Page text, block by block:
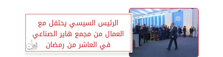
الرئيس السيسي يحتفل مع
العمال من مجمع هاير الصناعي
في العاشر من رمضان